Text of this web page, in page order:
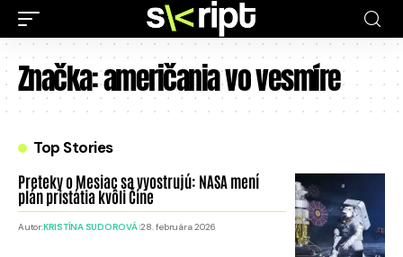
Značka:američania vo vesmíre
Top Stories
Preteky o Mesiac sa vyostrujú: NASA mení
plán pristátia kvôli Číne
Autor:KRISTÍNA SUDOROVÁ 28. februára 2026